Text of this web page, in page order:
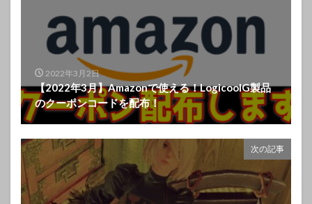
2022年3月2日
【2022年3月】Amazonで使える！LogicoolG製品
のクーポンコードを配布！
次の記事